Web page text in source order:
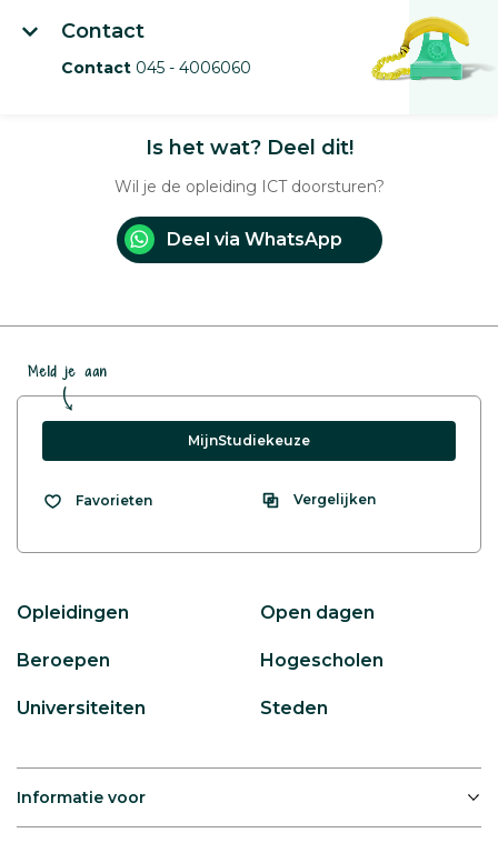
Contact
Contact 045 - 4006060
Is het wat? Deel dit!
Wil je de opleiding ICT doorsturen?
Deel via WhatsApp
Meld je aan
MijnStudiekeuze
Favorieten Vergelijken
Opleidingen Open dagen
Beroepen Hogescholen
Universiteiten Steden
Informatie voor